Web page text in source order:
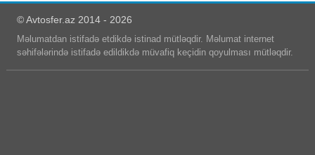
© Avtosfer.az 2014 - 2026
Məlumatdan istifadə etdikdə istinad mütləqdir. Məlumat internet
səhifələrində istifadə edildikdə müvafiq keçidin qoyulması mütləqdir.